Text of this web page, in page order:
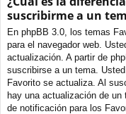
suscribirme a un
En phpBB 3.0, los temas
para el navegador web.
actualización. A partir de
suscribirse a un tema.
Favorito se actualiza. Al
hay una actualización de
de notificación para los